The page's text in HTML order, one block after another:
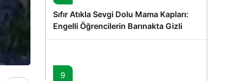
Sıfır Atıkla Sevgi Dolu Mama Kapları:
Engelli Öğrencilerin Barınakta Gizli
Dostları İçin Gönüllü Proje
9